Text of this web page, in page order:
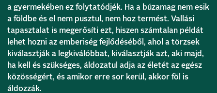
a gyermekében ez folytatódjék. Ha a búzamag nem esik
a földbe és el nem pusztul, nem hoz termést. Vallási
tapasztalat is megerősíti ezt, hiszen számtalan példát
lehet hozni az emberiség fejlődéséből, ahol a törzsek
kiválasztják a legkiválóbbat, kiválasztják azt, aki majd,
ha kell és szükséges, áldozatul adja az életét az egész
közösségért, és amikor erre sor kerül, akkor föl is
áldozzák.